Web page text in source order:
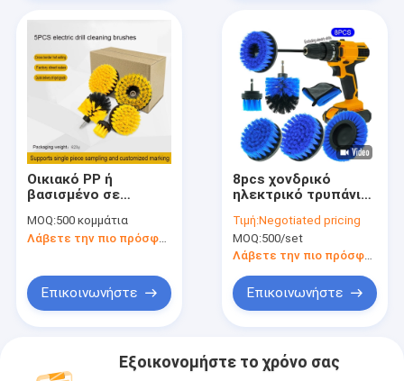
Οικιακό PP ή
βασισμένο σε
βούρτσα καθαρισμού
μικρές γωνίες
MOQ:500 κομμάτια
Λάβετε την πιο πρόσφατη τιμή
Επικοινωνήστε
8pcs χονδρικό
ηλεκτρικό τρυπάνι
βούρτσες εργαλεία
πλύσης αυτοκινήτων
Τιμή:Negotiated pricing
MOQ:500/set
Λάβετε την πιο πρόσφατη τιμή
Επικοινωνήστε
Εξοικονομήστε το χρόνο σας